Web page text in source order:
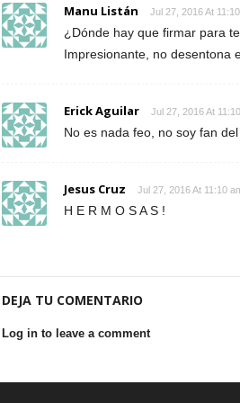
Manu Listán Jul 27, 2016 At
¿Dónde hay que firmar para
Impresionante, no desentona
Erick Aguilar Jul 27, 2016 At
No es nada feo, no soy fan
Jesus Cruz Jul 27, 2016 At 11:10
H E R M O S A S !
DEJA TU COMENTARIO
Log in to leave a comment